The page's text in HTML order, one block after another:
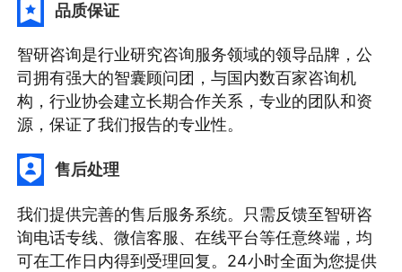
品质保证
智研咨询是行业研究咨询服务领域的领导品牌，公
司拥有强大的智囊顾问团，与国内数百家咨询机
构，行业协会建立长期合作关系，专业的团队和资
源，保证了我们报告的专业性。
售后处理
我们提供完善的售后服务系统。只需反馈至智研咨
询电话专线、微信客服、在线平台等任意终端，均
可在工作日内得到受理回复。24小时全面为您提供